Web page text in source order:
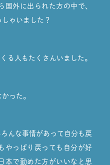
国外に出られた方の中で、
ゃいました？
る人もたくさんいました。
った。
んな事情があって自分も戻
やっぱり戻っても自分が好
本で勤めた方がいいなと思